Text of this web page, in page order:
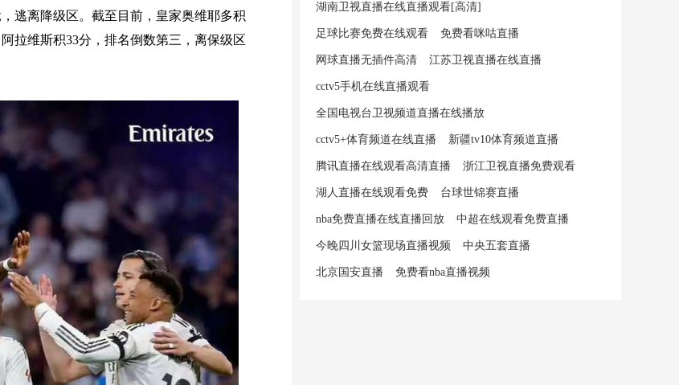
逃离降级区。截至目前，皇家奥维耶多积
拉维斯积33分，排名倒数第三，离保级区
湖南卫视直播在线直播观看[高清]
足球比赛免费在线观看 免费看咪咕直播
网球直播无插件高清 江苏卫视直播在线直播
cctv5手机在线直播观看
全国电视台卫视频道直播在线播放
cctv5+体育频道在线直播 新疆tv10体育频道直播
腾讯直播在线观看高清直播 浙江卫视直播免费观看
湖人直播在线观看免费 台球世锦赛直播
nba免费直播在线直播回放 中超在线观看免费直播
今晚四川女篮现场直播视频 中央五套直播
北京国安直播 免费看nba直播视频